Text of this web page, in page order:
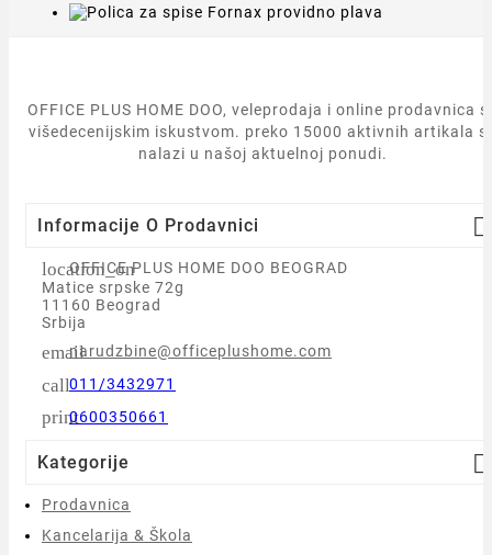
OFFICE PLUS HOME DOO, veleprodaja i online prodavnica
višedecenijskim iskustvom. preko 15000 aktivnih artikala
nalazi u našoj aktuelnoj ponudi.
Informacije O Prodavnici 
location_on
OFFICE PLUS HOME DOO BEOGRAD
Matice srpske 72g
11160 Beograd
Srbija
emailnarudzbine@officeplushome.com
call011/3432971
print0600350661
Kategorije 
Prodavnica
Kancelarija & Škola